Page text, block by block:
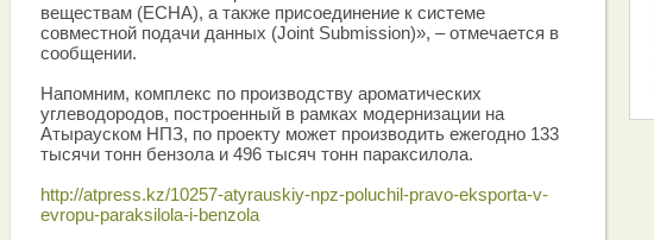
веществам (ECHA), а также присоединение к системе
совместной подачи данных (Joint Submission)», – отмечается в
сообщении.
Напомним, комплекс по производству ароматических
углеводородов, построенный в рамках модернизации на
Атырауском НПЗ, по проекту может производить ежегодно 133
тысячи тонн бензола и 496 тысяч тонн параксилола.
http://atpress.kz/10257-atyrauskiy-npz-poluchil-pravo-eksporta-v-
evropu-paraksilola-i-benzola